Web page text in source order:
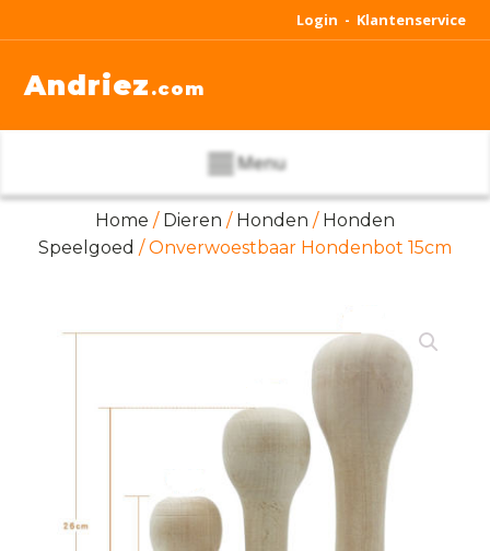
Login - Klantenservice
Andriez .com
Menu
Home / Dieren / Honden / Honden
Speelgoed / Onverwoestbaar Hondenbot 15cm